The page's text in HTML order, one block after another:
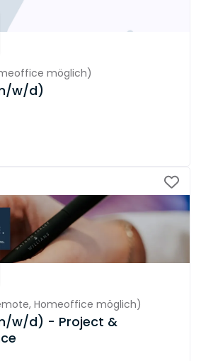
möglich)
w/d)
Homeoffice möglich)
w/d) - Project &